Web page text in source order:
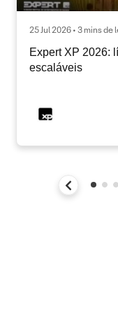
25 Jul 2026 • 3 mins de
Expert XP 2026:
escaláveis